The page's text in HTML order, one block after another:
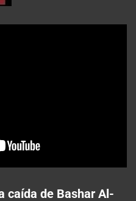
caída de Bashar Al-